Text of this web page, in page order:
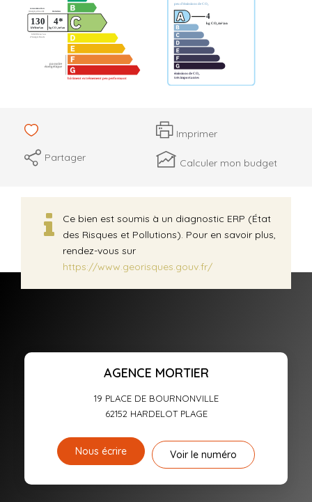
Imprimer
Partager
Calculer mon budget
Ce bien est soumis à un diagnostic ERP (État
des Risques et Pollutions). Pour en savoir plus,
rendez-vous sur
https://www.georisques.gouv.fr/
AGENCE MORTIER
19 PLACE DE BOURNONVILLE
62152 HARDELOT PLAGE
Nous écrire Voir le numéro